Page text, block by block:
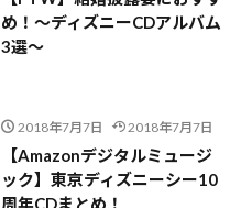
め！～ディズニーCDアルバム
3選～
2018年7月7日 2018年7月7日
【Amazonデジタルミュージ
ック】東京ディズニーシー10
周年CDまとめ！